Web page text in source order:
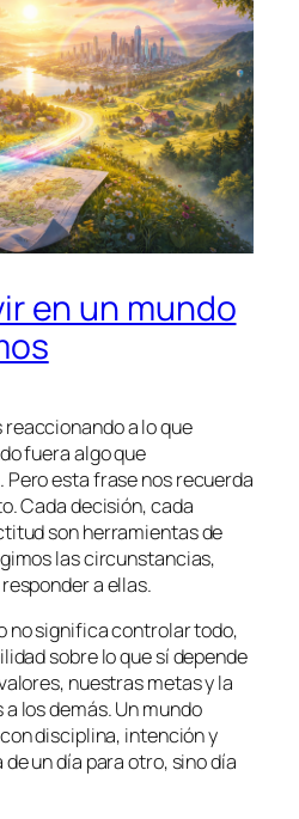
en un mundo
a lo que
fuera algo que
Pero esta frase nos recuerda
Cada decisión, cada
son herramientas de
las circunstancias,
a ellas.
no significa controlar todo,
sobre lo que sí depende
nuestras metas y la
los demás. Un mundo
disciplina, intención y
un día para otro, sino día